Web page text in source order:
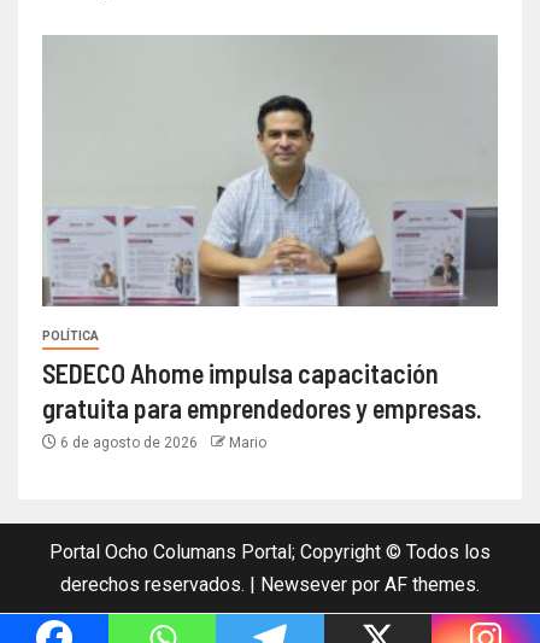
POLÍTICA
SEDECO Ahome impulsa capacitación
gratuita para emprendedores y empresas.
6 de agosto de 2026 Mario
Portal Ocho Columans Portal; Copyright © Todos los
derechos reservados. | Newsever por AF themes.